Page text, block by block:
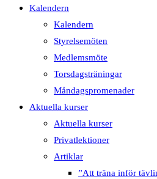
Kalendern
Kalendern
Styrelsemöten
Medlemsmöte
Torsdagsträningar
Måndagspromenader
Aktuella kurser
Aktuella kurser
Privatlektioner
Artiklar
”Att träna inför